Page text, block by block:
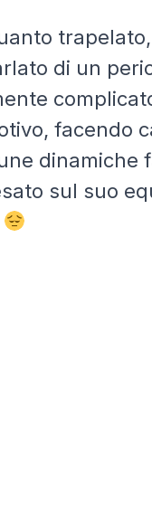
di un
facendo
dinamiche
sul suo